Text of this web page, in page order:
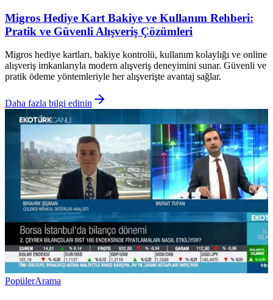
Migros Hediye Kart Bakiye ve Kullanım Rehberi:
Pratik ve Güvenli Alışveriş Çözümleri
Migros hediye kartları, bakiye kontrolü, kullanım kolaylığı ve online
alışveriş imkanlarıyla modern alışveriş deneyimini sunar. Güvenli ve
pratik ödeme yöntemleriyle her alışverişte avantaj sağlar.
Daha fazla bilgi edinin
PopülerArama